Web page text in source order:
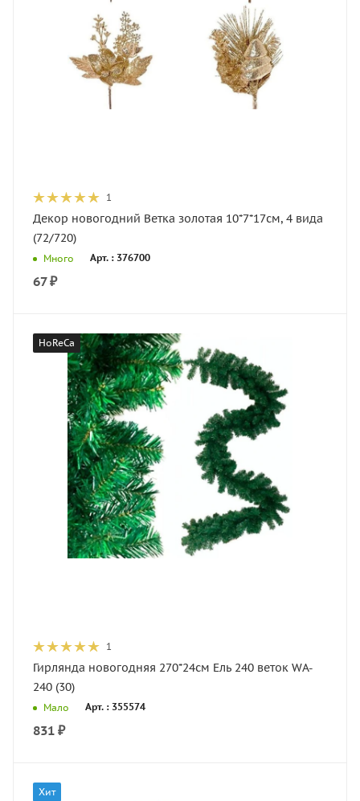
1
Декор новогодний Ветка золотая 10*7*17см, 4 вида
(72/720)
Много Арт. : 376700
67₽
HoReCa
1
Гирлянда новогодняя 270*24см Ель 240 веток WA-
240 (30)
Мало Арт. : 355574
831 ₽
Хит